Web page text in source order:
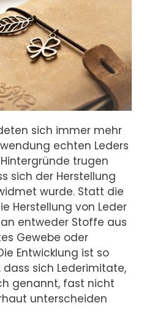
sich immer mehr
echten Leders
trugen
sich der Herstellung
wurde. Statt die
Herstellung von Leder
entweder Stoffe aus
Gewebe oder
Entwicklung ist so
sich Lederimitate,
genannt, fast nicht
unterscheiden